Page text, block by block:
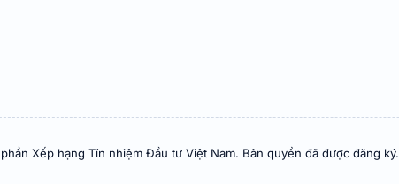
Xếp hạng Tín nhiệm Đầu tư Việt Nam. Bản quyền đã được đăng ký.